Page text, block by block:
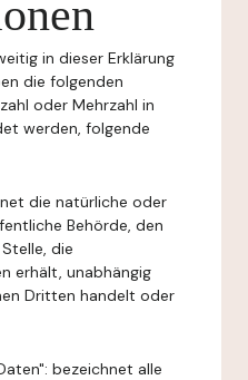
in dieser Erklärung
die folgenden
oder Mehrzahl in
werden, folgende
die natürliche oder
Behörde, den
die
erhält, unabhängig
Dritten handelt oder
bezeichnet alle